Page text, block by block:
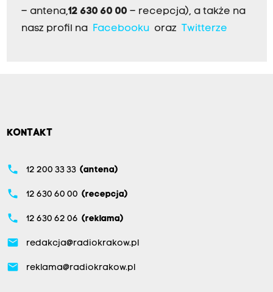
– antena,12 630 60 00 – recepcja), a także na
nasz profil na
Facebookuoraz Twitterze
KONTAKT
phone 12 200 33 33 (antena)
phone 12 630 60 00 (recepcja)
phone 12 630 62 06 (reklama)
email redakcja@radiokrakow.pl
email reklama@radiokrakow.pl